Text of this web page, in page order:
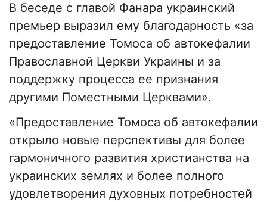
В беседе с главой Фанара украинский
премьер выразил ему благодарность «за
предоставление Томоса об автокефалии
Православной Церкви Украины и за
поддержку процесса ее признания
другими Поместными Церквами».
«Предоставление Томоса об автокефалии
открыло новые перспективы для более
гармоничного развития христианства на
украинских землях и более полного
удовлетворения духовных потребностей